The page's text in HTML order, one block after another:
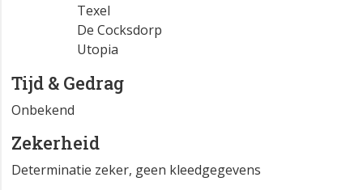
Texel
De Cocksdorp
Utopia
Tijd & Gedrag
Onbekend
Zekerheid
Determinatie zeker, geen kleedgegevens